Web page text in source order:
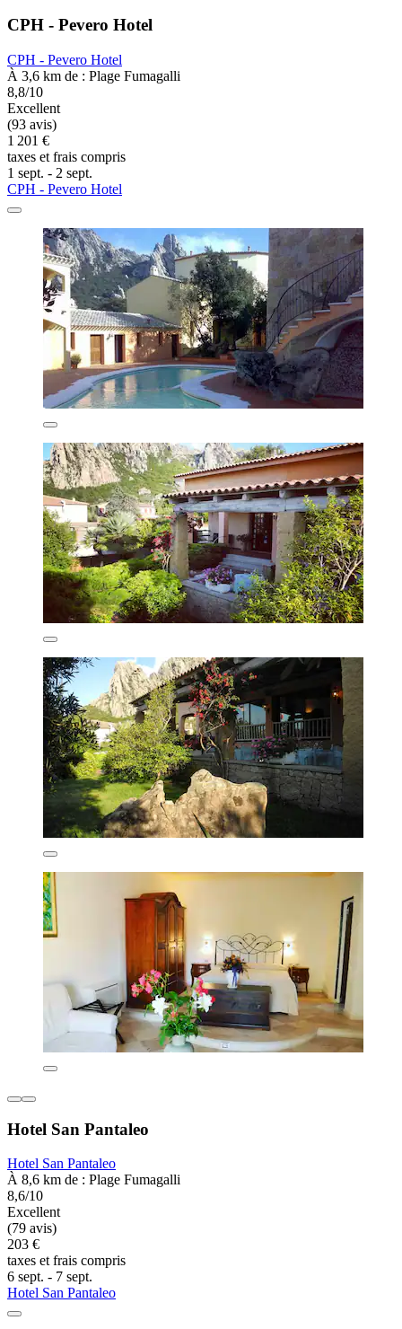
CPH - Pevero Hotel
CPH - Pevero Hotel
À 3,6 km de : Plage Fumagalli
8,8/10
Excellent
(93 avis)
1 201 €
taxes et frais compris
1 sept. - 2 sept.
CPH - Pevero Hotel
Hotel San Pantaleo
Hotel San Pantaleo
À 8,6 km de : Plage Fumagalli
8,6/10
Excellent
(79 avis)
203 €
taxes et frais compris
6 sept. - 7 sept.
Hotel San Pantaleo